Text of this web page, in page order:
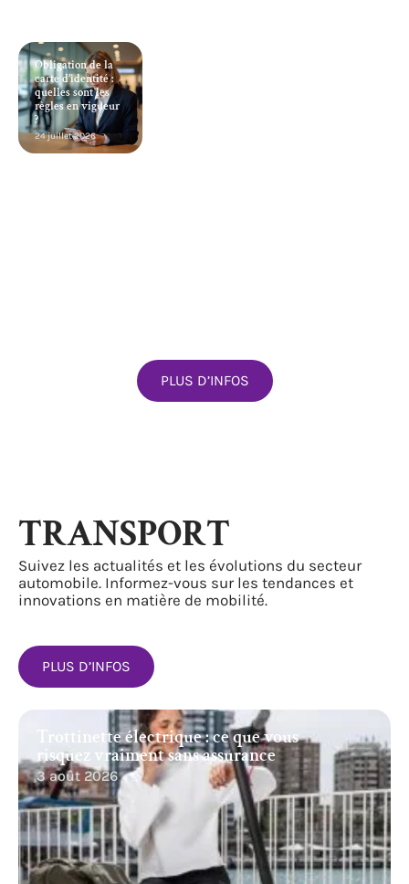
Obligation de la
carte d’identité :
quelles sont les
règles en vigueur
?
24 juillet 2026
PLUS D’INFOS
TRANSPORT
Suivez les actualités et les évolutions du secteur
automobile. Informez-vous sur les tendances et
innovations en matière de mobilité.
PLUS D’INFOS
Trottinette électrique : ce que vous
risquez vraiment sans assurance
3 août 2026